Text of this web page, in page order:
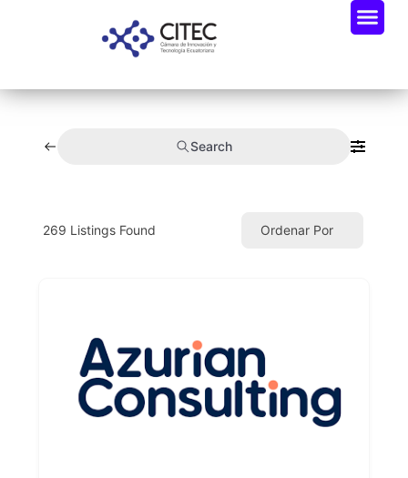
Search
269 Listings Found Ordenar Por